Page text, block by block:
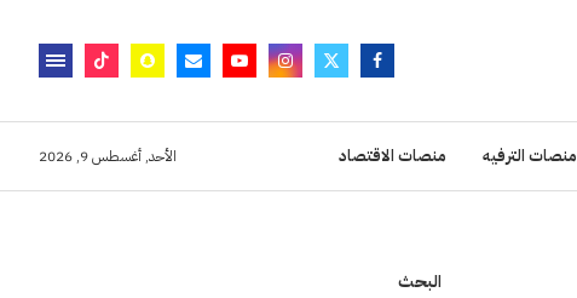
منصات الترفيه منصات الاقتصاد الأحد, أغسطس 9, 2026
البحث